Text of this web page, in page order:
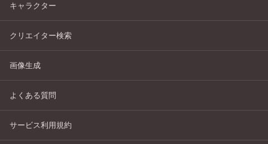
キャラクター
クリエイター検索
画像生成
よくある質問
サービス利用規約